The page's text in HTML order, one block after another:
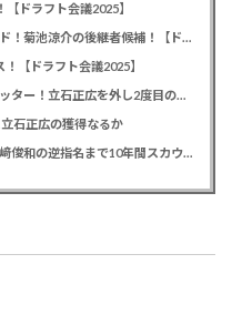
ドラフト会議2025】
カープドラ3勝田成！近畿大163cmセカンド！菊池涼介の後継者候補！【ドラフト会議2025】
【ドラフト会議2025】
カープドラ1平川蓮！187cmのスイッチヒッター！立石正広を外し2度目の重複も新井監督がクジを引き当てる！【ドラフト会議2025】
石正広の獲得なるか
緒方孝市カープドラ3指名で青学出禁！澤﨑俊和の逆指名まで10年間スカウト出禁